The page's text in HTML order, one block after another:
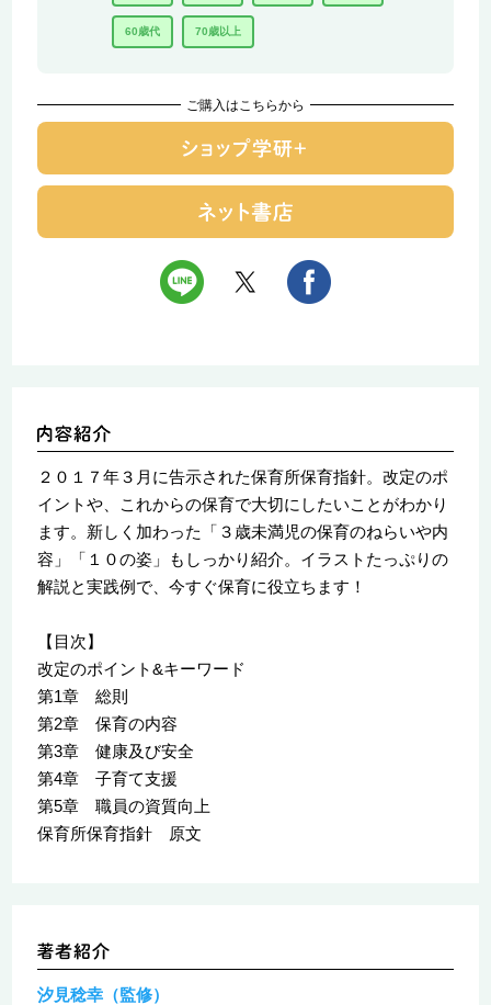
60歳代 70歳以上
ご購入はこちらから
２０１７年３月に告示された保育所保育指針。改定のポ
イントや、これからの保育で大切にしたいことがわかり
ます。新しく加わった「３歳未満児の保育のねらいや内
容」「１０の姿」もしっかり紹介。イラストたっぷりの
解説と実践例で、今すぐ保育に役立ちます！
【目次】
改定のポイント&キーワード
第1章 総則
第2章 保育の内容
第3章 健康及び安全
第4章 子育て支援
第5章 職員の資質向上
保育所保育指針 原文
汐見稔幸（監修）